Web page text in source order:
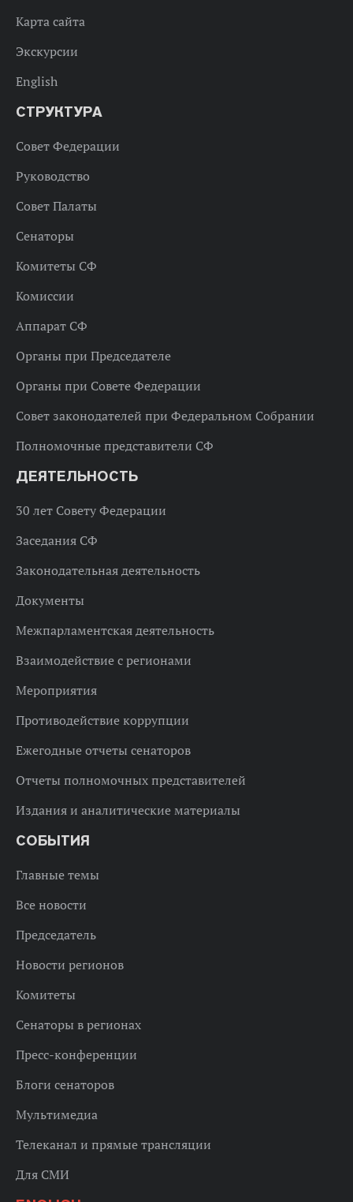
Карта сайта
Экскурсии
English
СТРУКТУРА
Совет Федерации
Руководство
Совет Палаты
Сенаторы
Комитеты СФ
Комиссии
Аппарат СФ
Органы при Председателе
Органы при Совете Федерации
Совет законодателей при Федеральном Собрании
Полномочные представители СФ
ДЕЯТЕЛЬНОСТЬ
30 лет Совету Федерации
Заседания СФ
Законодательная деятельность
Документы
Межпарламентская деятельность
Взаимодействие с регионами
Мероприятия
Противодействие коррупции
Ежегодные отчеты сенаторов
Отчеты полномочных представителей
Издания и аналитические материалы
СОБЫТИЯ
Главные темы
Все новости
Председатель
Новости регионов
Комитеты
Сенаторы в регионах
Пресс-конференции
Блоги сенаторов
Мультимедиа
Телеканал и прямые трансляции
Для СМИ